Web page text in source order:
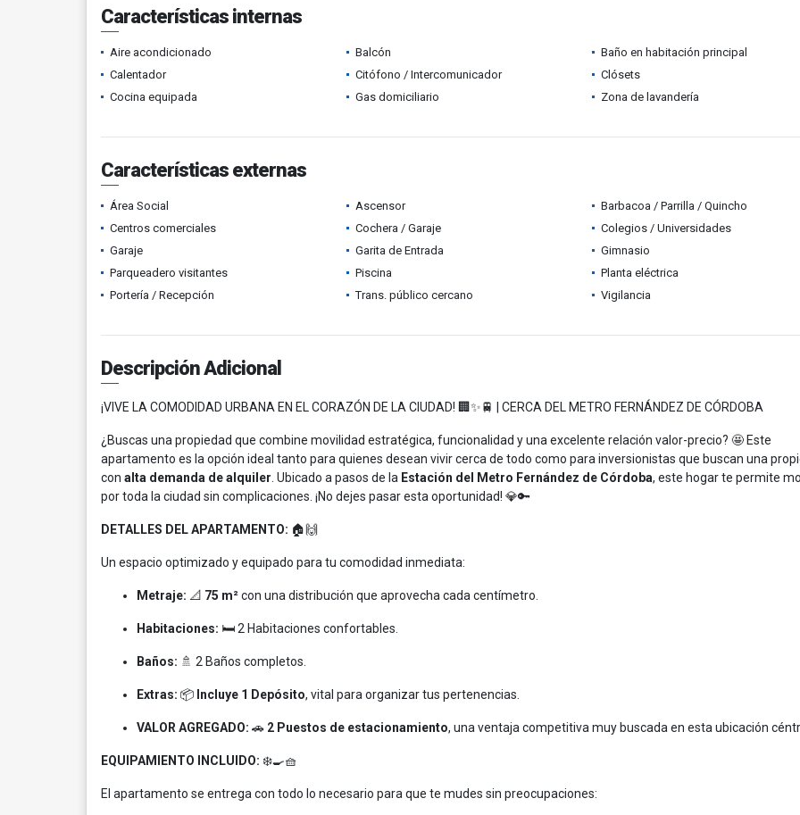
Características internas
Aire acondicionado Balcón
Baño en habitación principal
Calentador
Citófono / Intercomunicador
Clósets
Cocina equipada
Gas domiciliario Zona de lavandería
Características externas
Área Social Ascensor
Barbacoa / Parrilla / Quincho
Centros comerciales
Cochera / Garaje
Colegios / Universidades
Garaje
Garita de Entrada
Gimnasio
Parqueadero visitantes
Piscina
Planta eléctrica
Portería / Recepción
Trans. público cercano Vigilancia
Descripción Adicional
¡VIVE LA COMODIDAD URBANA EN EL CORAZÓN DE LA CIUDAD! 🏢✨🚆 | CERCA DEL METRO FERNÁNDEZ DE CÓRDOBA
¿Buscas una propiedad que combine movilidad estratégica, funcionalidad y una excelente relación valor-precio? 🤩 Este
apartamento es la opción ideal tanto para quienes desean vivir cerca de todo como para inversionistas que buscan una
con alta demanda de alquiler . Ubicado a pasos de la Estación del Metro Fernández de Córdoba, este hogar te permite
por toda la ciudad sin complicaciones. ¡No dejes pasar esta oportunidad! 💎🔑
DETALLES DEL APARTAMENTO: 🏠🙌
Un espacio optimizado y equipado para tu comodidad inmediata:
Metraje: 📐 75 m²con una distribución que aprovecha cada centímetro.
Habitaciones: 🛏️ 2 Habitaciones confortables.
Baños: 🚿 2 Baños completos.
Extras: 📦 Incluye 1 Depósito, vital para organizar tus pertenencias.
VALOR AGREGADO: 🚗 2 Puestos de estacionamiento, una ventaja competitiva muy buscada en esta ubicación
EQUIPAMIENTO INCLUIDO: ❄️🍳🧺
El apartamento se entrega con todo lo necesario para que te mudes sin preocupaciones: